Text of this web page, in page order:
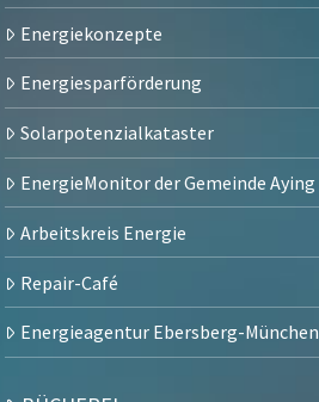
Energiekonzepte
Energiesparförderung
Solarpotenzialkataster
EnergieMonitor der Gemeinde Aying
Arbeitskreis Energie
Repair-Café
Energieagentur Ebersberg-München